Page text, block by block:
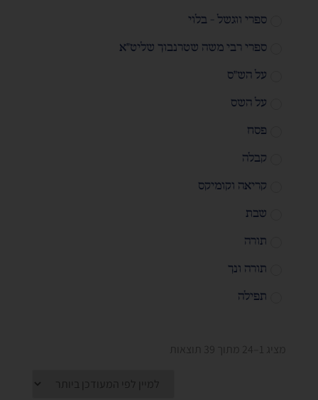
ספרי ווגשל - בלוי
ספרי רבי משה שטרנבוך שליט"א
על הש"ס
על השס
פסח
קבלה
קריאה וקומיקס
שבת
תורה
תורה ונך
תפילה
מציג 1–24 מתוך 39 תוצאות